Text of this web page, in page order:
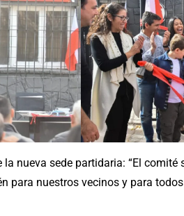
nueva sede partidaria: “El comité
para nuestros vecinos y para